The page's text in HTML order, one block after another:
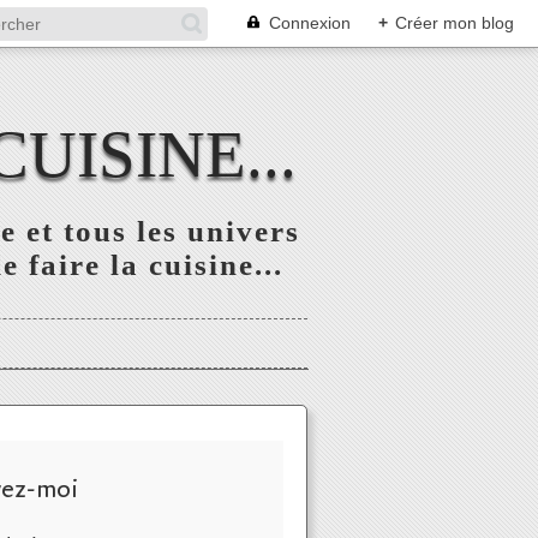
Connexion + Créer mon blog
et tous les univers
faire la cuisine...
moi